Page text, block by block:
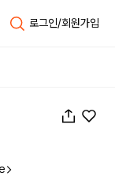
로그인/회원가입